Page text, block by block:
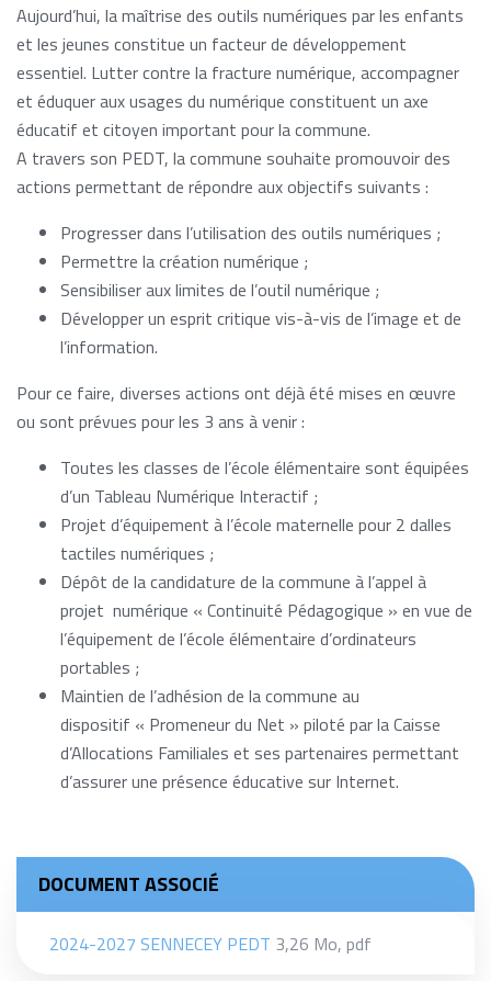
Aujourd’hui, la maîtrise des outils numériques par les enfants
et les jeunes constitue un facteur de développement
essentiel. Lutter contre la fracture numérique, accompagner
et éduquer aux usages du numérique constituent un axe
éducatif et citoyen important pour la commune.
A travers son PEDT, la commune souhaite promouvoir des
actions permettant de répondre aux objectifs suivants :
Progresser dans l’utilisation des outils numériques ;
Permettre la création numérique ;
Sensibiliser aux limites de l’outil numérique ;
Développer un esprit critique vis-à-vis de l’image et de
l’information.
Pour ce faire, diverses actions ont déjà été mises en œuvre
ou sont prévues pour les 3 ans à venir :
Toutes les classes de l’école élémentaire sont équipées
d’un Tableau Numérique Interactif ;
Projet d’équipement à l’école maternelle pour 2 dalles
tactiles numériques ;
Dépôt de la candidature de la commune à l’appel à
projet numérique « Continuité Pédagogique » en vue de
l’équipement de l’école élémentaire d’ordinateurs
portables ;
Maintien de l’adhésion de la commune au
dispositif « Promeneur du Net » piloté par la Caisse
d’Allocations Familiales et ses partenaires permettant
d’assurer une présence éducative sur Internet.
DOCUMENT ASSOCIÉ
2024-2027 SENNECEY PEDT 3,26 Mo, pdf